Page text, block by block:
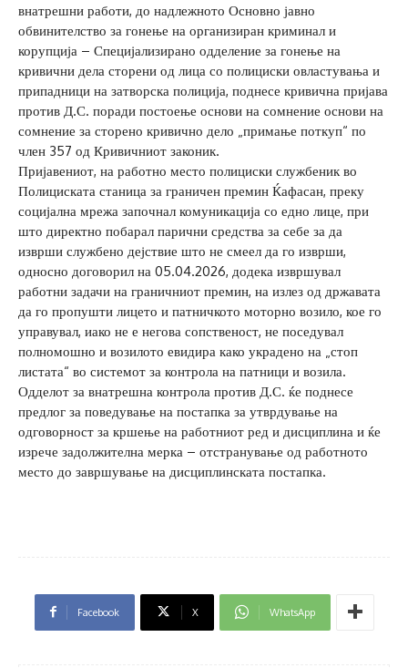
внатрешни работи, до надлежното Основно јавно
обвинителство за гонење на организиран криминал и
корупција – Специјализирано одделение за гонење на
кривични дела сторени од лица со полициски овластувања и
припадници на затворска полиција, поднесе кривична пријава
против Д.С. поради постоење основи на сомнение основи на
сомнение за сторено кривично дело „примање поткуп“ по
член 357 од Кривичниот законик.
Пријавениот, на работно место полициски службеник во
Полициската станица за граничен премин Ќафасан, преку
социјална мрежа започнал комуникација со едно лице, при
што директно побарал парични средства за себе за да
изврши службено дејствие што не смеел да го изврши,
односно договорил на 05.04.2026, додека извршувал
работни задачи на граничниот премин, на излез од државата
да го пропушти лицето и патничкото моторно возило, кое го
управувал, иако не е негова сопственост, не поседувал
полномошно и возилото евидира како украдено на „стоп
листата“ во системот за контрола на патници и возила.
Одделот за внатрешна контрола против Д.С. ќе поднесе
предлог за поведување на постапка за утврдување на
одговорност за кршење на работниот ред и дисциплина и ќе
изрече задолжителна мерка – отстранување од работното
место до завршување на дисциплинската постапка.
Facebook X WhatsApp